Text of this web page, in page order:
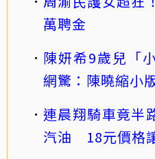
萬聘金
陳妍希9歲兒「
網驚：陳曉縮小
連晨翔騎車竟半
汽油 18元價格